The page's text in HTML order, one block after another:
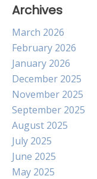
Archives
March 2026
February 2026
January 2026
December 2025
November 2025
September 2025
August 2025
July 2025
June 2025
May 2025